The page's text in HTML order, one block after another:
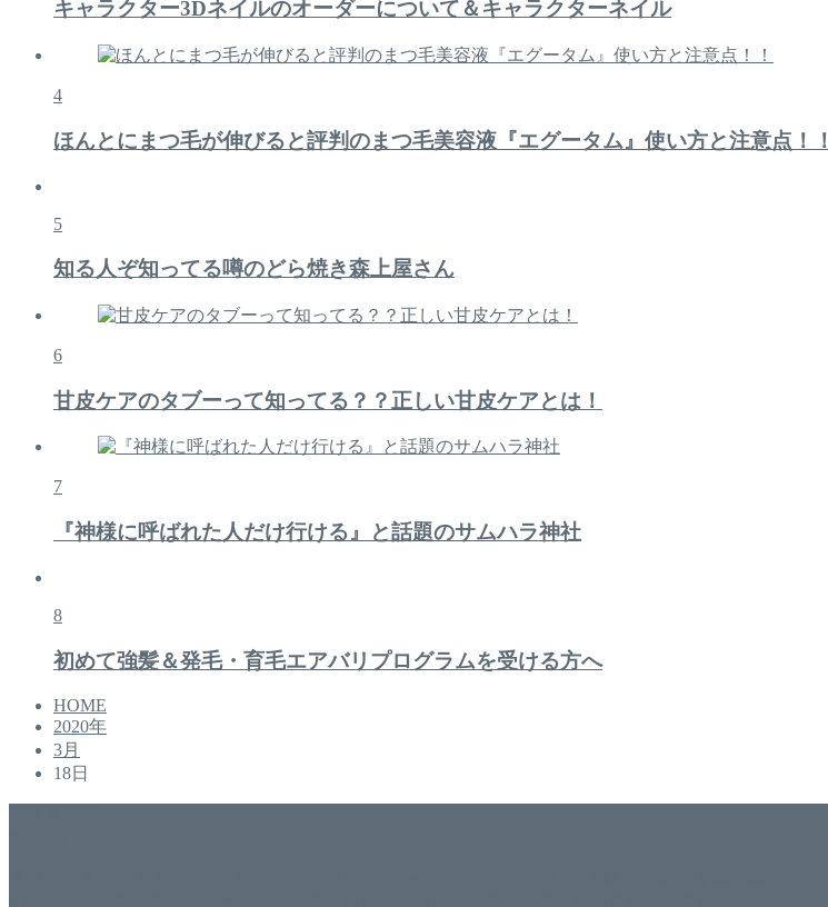
キャラクター3Dネイルのオーダーについて＆キャラクターネイル
4
ほんとにまつ毛が伸びると評判のまつ毛美容液『エグータム』使い方と注意点！！
5
知る人ぞ知ってる噂のどら焼き森上屋さん
6
甘皮ケアのタブーって知ってる？？正しい甘皮ケアとは！
7
『神様に呼ばれた人だけ行ける』と話題のサムハラ神社
8
初めて強髪＆発毛・育毛エアバリプログラムを受ける方へ
HOME
2020年
3月
18日